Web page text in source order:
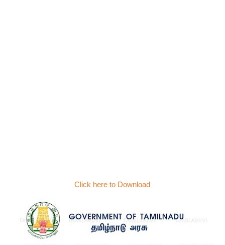
Click here to Download